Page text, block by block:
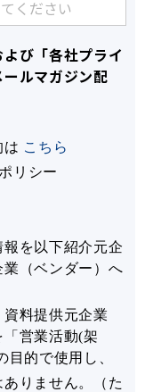
び「各社プライ
ルマガジン配
は こちら
リシー
を以下紹介元企
（ベンダー）へ
料提供元企業
「営業活動(架
的で使用し、
りません。（た